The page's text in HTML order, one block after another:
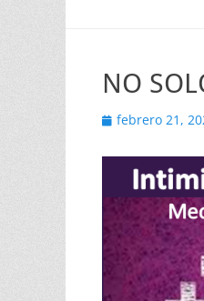
NO
Publicado
febrero 21,